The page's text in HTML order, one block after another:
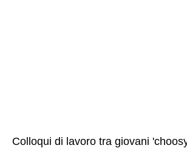
Colloqui di lavoro tra giovani